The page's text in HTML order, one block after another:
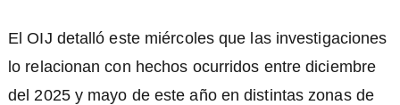
El OIJ detalló este miércoles que las investigaciones
lo relacionan con hechos ocurridos entre diciembre
del 2025 y mayo de este año en distintas zonas de